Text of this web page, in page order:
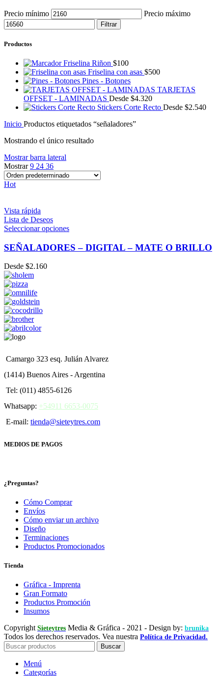
Precio mínimo Precio máximo
Filtrar
Productos
Friselina Riñon $100
Friselina con asas $500
Pines - Botones
TARJETAS
OFFSET - LAMINADAS Desde $4.320
Stickers Corte Recto Desde $2.540
Inicio Productos etiquetados “señaladores”
Mostrando el único resultado
Mostrar barra lateral
Mostrar9 24 36
Hot
Vista rápida
Lista de Deseos
Seleccionar opciones
SEÑALADORES – DIGITAL – MATE O BRILLO
Desde $2.160
Camargo 323 esq. Julián Alvarez
(1414) Buenos Aires - Argentina
Tel: (011) 4855-6126
Whatsapp: +54911 6653-0075
E-mail: tienda@sieteytres.com
MEDIOS DE PAGOS
¿Preguntas?
Cómo Comprar
Envíos
Cómo enviar un archivo
Diseño
Terminaciones
Productos Promocionados
Tienda
Gráfica - Imprenta
Gran Formato
Productos Promoción
Insumos
Copyright Sieteytres Media & Gráfica - 2021 - Design by: brunika
Todos los derechos reservados. Vea nuestra Política de Privacidad.
Buscar
Menú
Categorías